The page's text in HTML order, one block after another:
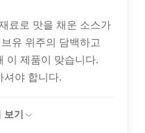
료로 맛을 채운 소스가
유 위주의 담백하고
이 제품이 맞습니다.
셔야 합니다.
보기